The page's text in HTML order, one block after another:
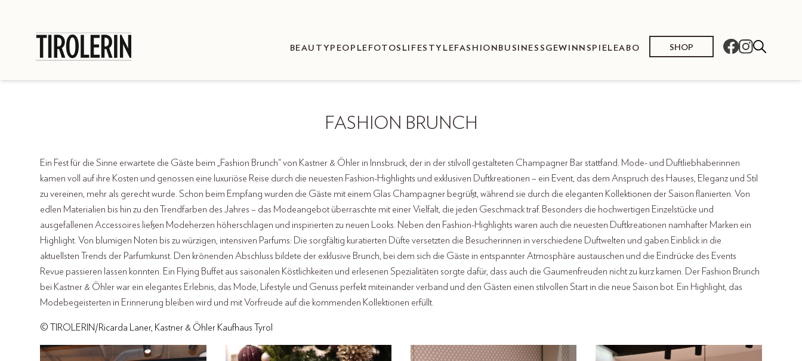
BEAUTY PEOPLE FOTOS LIFESTYLEFASHION BUSINESS GEWINNSPIELEABO SHOP
FASHION BRUNCH
Ein Fest für die Sinne erwartete die Gäste beim „Fashion Brunch“ von Kastner & Öhler in Innsbruck, der in der stilvoll gestalteten Champagner Bar stattfand. Mode- und Duftliebhaberinnen
kamen voll auf ihre Kosten und genossen eine luxuriöse Reise durch die neuesten Fashion-Highlights und exklusiven Duftkreationen – ein Event, das dem Anspruch des Hauses, Eleganz und Stil
zu vereinen, mehr als gerecht wurde. Schon beim Empfang wurden die Gäste mit einem Glas Champagner begrüßt, während sie durch die eleganten Kollektionen der Saison flanierten. Von
edlen Materialien bis hin zu den Trendfarben des Jahres – das Modeangebot überraschte mit einer Vielfalt, die jeden Geschmack traf. Besonders die hochwertigen Einzelstücke und
ausgefallenen Accessoires ließen Modeherzen höherschlagen und inspirierten zu neuen Looks. Neben den Fashion-Highlights waren auch die neuesten Duftkreationen namhafter Marken ein
Highlight. Von blumigen Noten bis zu würzigen, intensiven Parfums: Die sorgfältig kuratierten Düfte versetzten die Besucherinnen in verschiedene Duftwelten und gaben Einblick in die
aktuellsten Trends der Parfumkunst. Den krönenden Abschluss bildete der exklusive Brunch, bei dem sich die Gäste in entspannter Atmosphäre austauschen und die Eindrücke des Events
Revue passieren lassen konnten. Ein Flying Buffet aus saisonalen Köstlichkeiten und erlesenen Spezialitäten sorgte dafür, dass auch die Gaumenfreuden nicht zu kurz kamen. Der Fashion Brunch
bei Kastner & Öhler war ein elegantes Erlebnis, das Mode, Lifestyle und Genuss perfekt miteinander verband und den Gästen einen stilvollen Start in die neue Saison bot. Ein Highlight, das
Modebegeisterten in Erinnerung bleiben wird und mit Vorfreude auf die kommenden Kollektionen erfüllt.
© TIROLERIN/Ricarda Laner, Kastner & Öhler Kaufhaus Tyrol